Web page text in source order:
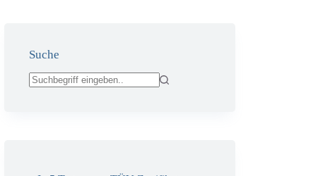
Suche